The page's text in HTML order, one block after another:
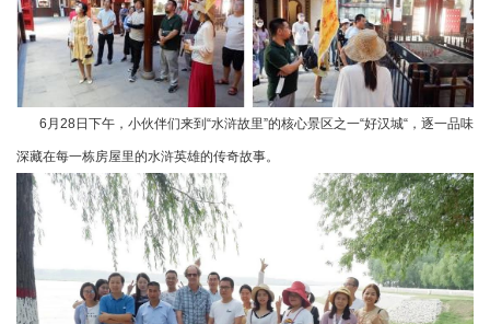
6月28日下午，小伙伴们来到“水浒故里”的核心景区之一“好汉城“，逐一品味
深藏在每一栋房屋里的水浒英雄的传奇故事。